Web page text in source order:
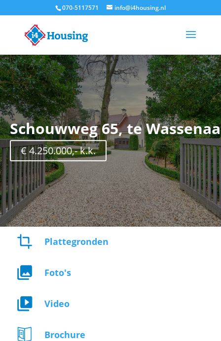
070-5117571 info@i4housing.nl
Schouwweg 65, te
€ 4.250.000,- k.k.
Plattegronden
Foto's
Video
Brochure